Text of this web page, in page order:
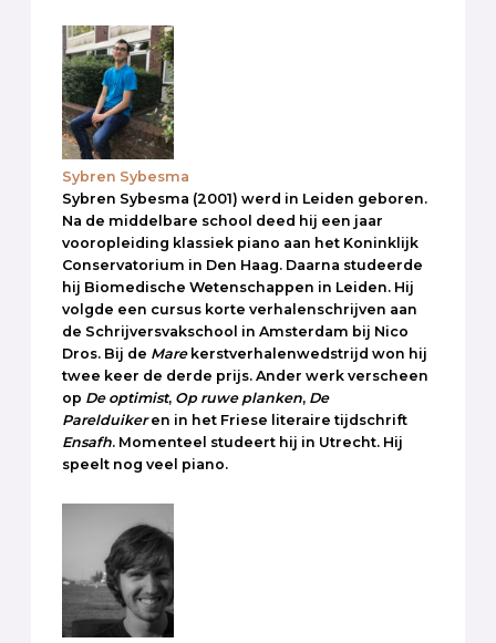
Sybren Sybesma
Sybren Sybesma (2001) werd in Leiden geboren.
Na de middelbare school deed hij een jaar
vooropleiding klassiek piano aan het Koninklijk
Conservatorium in Den Haag. Daarna studeerde
hij Biomedische Wetenschappen in Leiden. Hij
volgde een cursus korte verhalenschrijven aan
de Schrijversvakschool in Amsterdam bij Nico
Dros. Bij de Marekerstverhalenwedstrijd won hij
twee keer de derde prijs. Ander werk verscheen
op De optimist, Op ruwe planken, De
Parelduikeren in het Friese literaire tijdschrift
Ensafh. Momenteel studeert hij in Utrecht. Hij
speelt nog veel piano.